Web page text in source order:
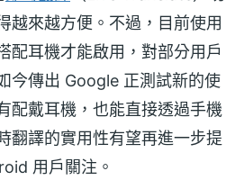
越來越方便。不過，目前使用
配耳機才能啟用，對部分用戶
今傳出 Google 正測試新的使
配戴耳機，也能直接透過手機
翻譯的實用性有望再進一步提
用戶關注。